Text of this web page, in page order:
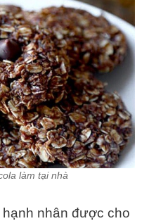
làm tại nhà
nhân được cho